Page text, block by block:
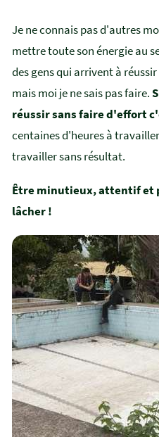
Je ne connais pas d'autres
mettre toute son énergie au
des gens qui arrivent à
mais moi je ne sais pas faire.
réussir sans faire d'effort
centaines d'heures à
travailler sans résultat.
Être minutieux, attentif et
lâcher !